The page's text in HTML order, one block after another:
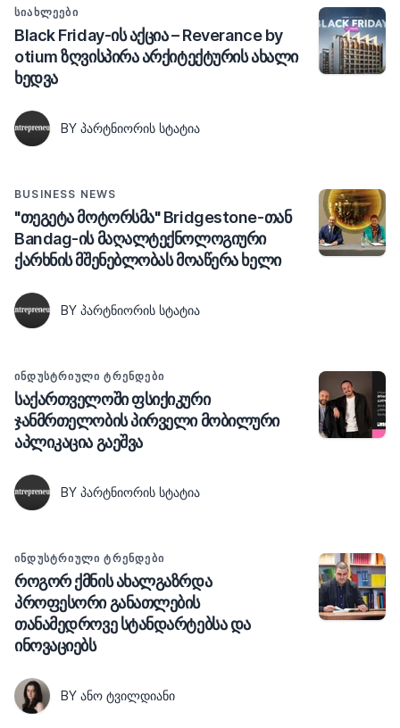
ᲡᲘᲐᲮᲚᲔᲔᲑᲘ
Black Friday-ის აქცია – Reverance by
otium ზღვისპირა არქიტექტურის ახალი
ხედვა
BY ᲞᲐᲠᲢᲜᲘᲝᲠᲘᲡ ᲡᲢᲐᲢᲘᲐ
BUSINESS NEWS
"თეგეტა მოტორსმა" Bridgestone-თან
Bandag-ის მაღალტექნოლოგიური
ქარხნის მშენებლობას მოაწერა ხელი
BY ᲞᲐᲠᲢᲜᲘᲝᲠᲘᲡ ᲡᲢᲐᲢᲘᲐ
ᲘᲜᲓᲣᲡᲢᲠᲘᲣᲚᲘ ᲢᲠᲔᲜᲓᲔᲑᲘ
საქართველოში ფსიქიკური
ჯანმრთელობის პირველი მობილური
აპლიკაცია გაეშვა
BY ᲞᲐᲠᲢᲜᲘᲝᲠᲘᲡ ᲡᲢᲐᲢᲘᲐ
ᲘᲜᲓᲣᲡᲢᲠᲘᲣᲚᲘ ᲢᲠᲔᲜᲓᲔᲑᲘ
როგორ ქმნის ახალგაზრდა
პროფესორი განათლების
თანამედროვე სტანდარტებსა და
ინოვაციებს
BY ᲐᲜᲝ ᲢᲕᲘᲚᲓᲘᲐᲜᲘ